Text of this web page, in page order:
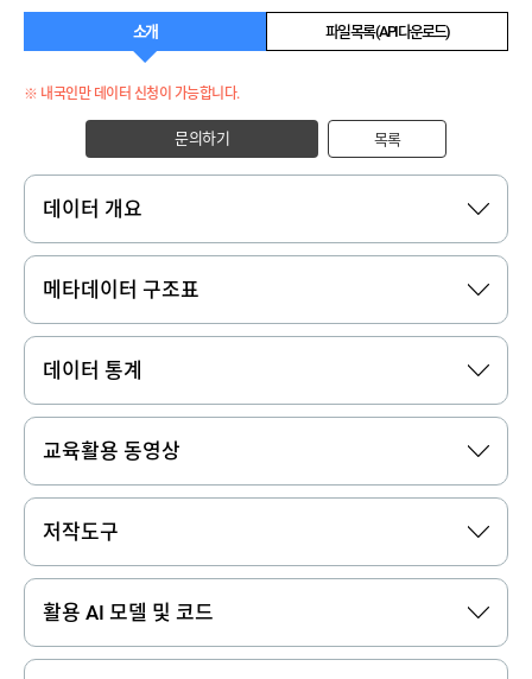
소개 파일 목록 (API 다운로드)
※ 내국인만 데이터 신청이 가능합니다.
문의하기 목록
데이터 개요
메타데이터 구조표
데이터 통계
교육활용 동영상
저작도구
활용 AI 모델 및 코드